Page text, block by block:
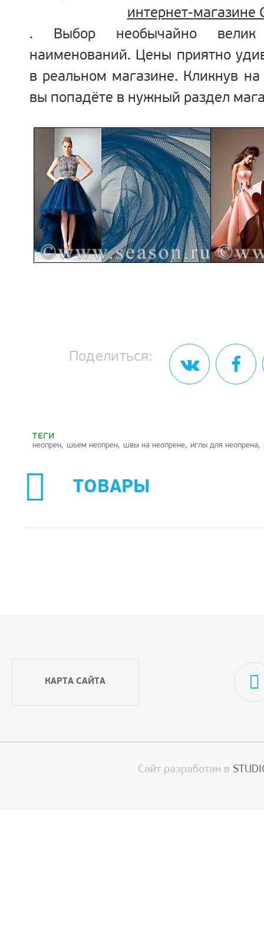
интернет-магазине
. Выбор необычайно
наименований. Цены приятно
в реальном магазине. Кликнув
вы попадёте в нужный раздел
Поделиться:
ТЕГИ
неопрен шьем неопрен швы на неопрене иглы для неопрена
ТОВАРЫ
КАРТА САЙТА
Сайт разработан в